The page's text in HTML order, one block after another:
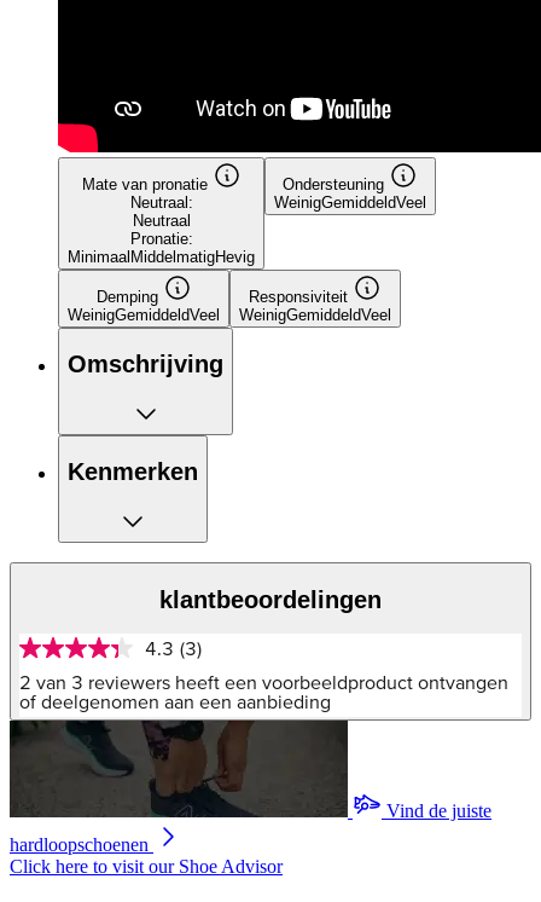
Mate van pronatie
Neutraal:
Neutraal
Pronatie:
MinimaalMiddelmatigHevig
Ondersteuning
WeinigGemiddeldVeel
Demping
WeinigGemiddeldVeel
Responsiviteit
WeinigGemiddeldVeel
Omschrijving
Kenmerken
klantbeoordelingen
4.3
van
5
sterren,
gemiddelde
scorewaarde.
Reviews.
paginalink.
4.3 (3)
2 van 3 reviewers heeft een voorbeeldproduct ontvangen
of deelgenomen aan een aanbieding
Vind de juiste
hardloopschoenen
Click here to visit our Shoe Advisor